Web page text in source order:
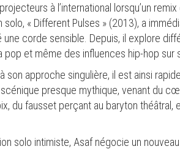
à l’international lorsqu’un
« Different Pulses » (2013), a
corde sensible. Depuis, il explore
et même des influences hip-hop sur
approche singulière, il est ainsi
presque mythique, venant du
du fausset perçant au baryton théâtral,
solo intimiste, Asaf négocie un